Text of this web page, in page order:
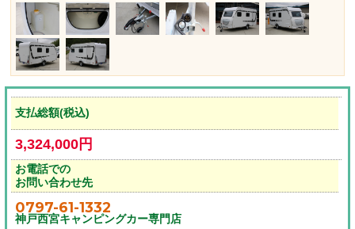
支払総額(税込)
3,324,000円
お電話での
お問い合わせ先
0797-61-1332
神戸西宮キャンピングカー専門店